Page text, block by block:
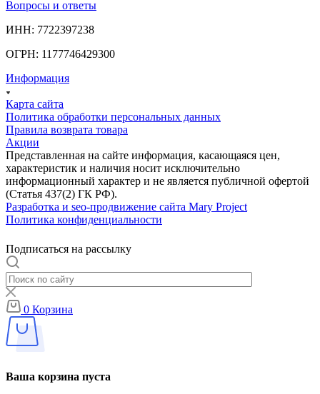
Вопросы и ответы
ИНН: 7722397238
ОГРН: 1177746429300
Информация
Карта сайта
Политика обработки персональных данных
Правила возврата товара
Акции
Представленная на сайте информация, касающаяся цен,
характеристик и наличия носит исключительно
информационный характер и не является публичной офертой
(Статья 437(2) ГК РФ).
Разработка и seo-продвижение сайта Mary Project
Политика конфиденциальности
Подписаться на рассылку
0 Корзина
Ваша корзина пуста